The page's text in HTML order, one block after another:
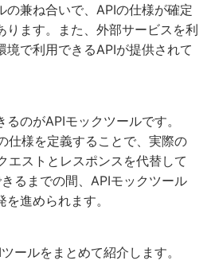
の兼ね合いで、APIの仕様が確定
ります。また、外部サービスを利
境で利用できるAPIが提供されて
のがAPIモックツールです。
仕様を定義することで、実際の
エストとレスポンスを代替して
るまでの間、APIモックツール
進められます。
ールをまとめて紹介します。